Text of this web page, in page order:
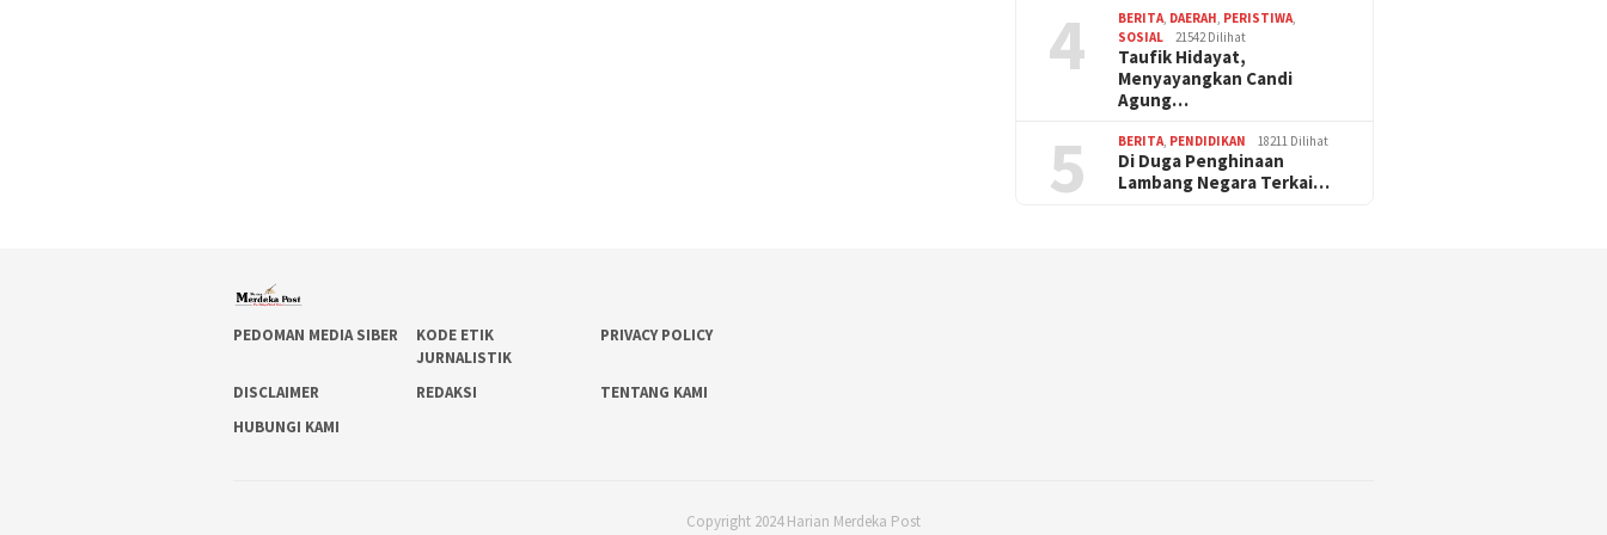
4 BERITA, DAERAH, PERISTIWA,
SOSIAL
21542 Dilihat
Taufik Hidayat,
Menyayangkan Candi
Agung…
5 BERITA, PENDIDIKAN 18211 Dilihat
Di Duga Penghinaan
Lambang Negara Terkai…
PEDOMAN MEDIA SIBER
KODE ETIK
JURNALISTIK
PRIVACY POLICY
DISCLAIMER REDAKSI
TENTANG KAMI
HUBUNGI KAMI
Copyright 2024 Harian Merdeka Post